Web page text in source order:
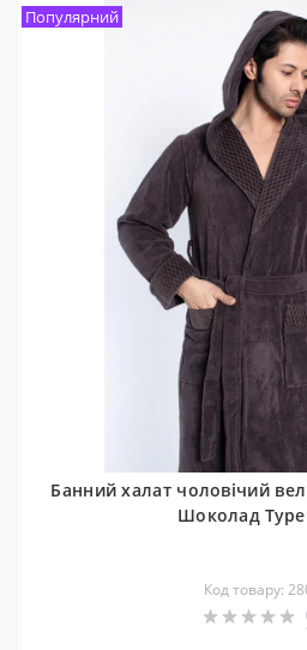
Популярний
Банний халат чоловічий
Шоколад
Код товару: